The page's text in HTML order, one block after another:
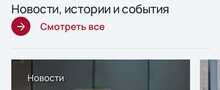
Новости, истории и события
Смотреть все
Новости